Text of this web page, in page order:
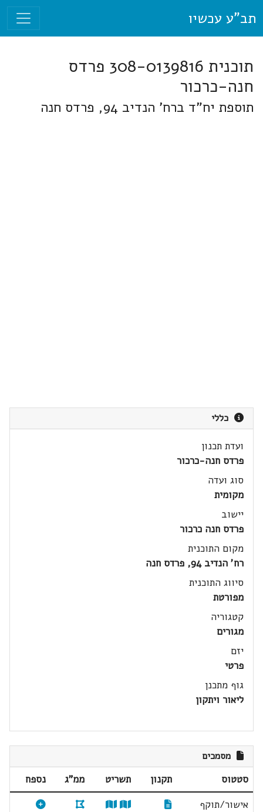
תב"ע עכשיו
תוכנית 308-0139816 פרדס
חנה-כרכור
תוספת יח"ד ברח' הנדיב 94, פרדס חנה
כללי
ועדת תכנון
פרדס חנה-כרכור
סוג ועדה
מקומית
יישוב
פרדס חנה כרכור
מקום התוכנית
רח' הנדיב 94, פרדס חנה
סיווג התוכנית
מפורטת
קטגוריה
מגורים
יזם
פרטי
גוף מתכנן
ליאור ויתקון
מסמכים
סטטוס תקנון תשריט ממ"ג
נספח
אישור/תוקף